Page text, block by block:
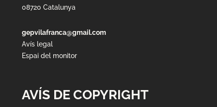
08720 Catalunya
gepvilafranca@gmail.com
Avís legal
Espai del monitor
AVÍS DE COPYRIGHT